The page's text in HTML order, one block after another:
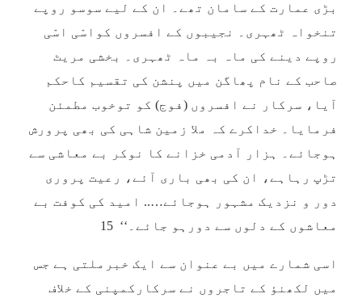
بڑی عمارت کے سامان تھے۔ ان کے لیے سوسو روپے
تنخواہ ٹھہری۔ نجیبوں کے افسروں کواسّی اسّی
روپے دینے کی ماہ بہ ماہ ٹھہری۔ بخشی مریٹ
صاحب کے نام پھاگن میں پنشن کی تقسیم کاحکم
آیا، سرکار نے افسروں (فوج) کو توخوب مطمئن
فرمایا۔ خداکرے کہ ملا زمین شاہی کی بھی پرورش
ہوجائے۔ ہزار آدمی خزانے کا نوکر بے معاشی سے
تڑپ رہاہے، ان کی بھی باری آئے، رعیت پروری
دور و نزدیک مشہور ہوجائے….. امید کی کوفت بے
معاشوں کے دلوں سے دورہو جائے۔‘‘ 15
اسی شمارے میں بے عنوان سے ایک خبرملتی ہے جس
میں لکھنؤ کے تاجروں نے سرکارکمپنی کے خلاف